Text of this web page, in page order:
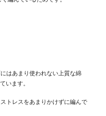
はあまり使われない上質な綿
います。
トレスをあまりかけずに編んで